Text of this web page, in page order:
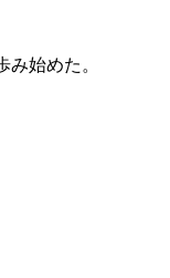
始めた。